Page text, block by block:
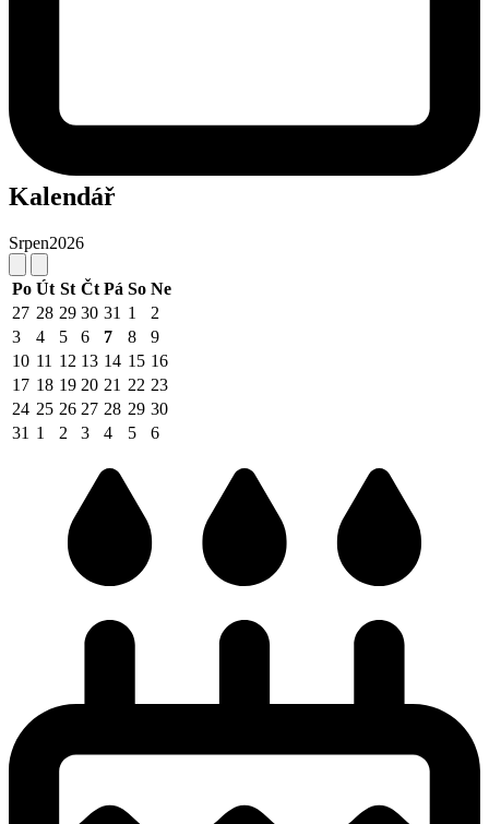
Kalendář
Srpen2026
Po Út St Čt Pá So Ne
27 28 29 30 31 1
2
3
4 5 6 7 8
9
10 11 12 13 14 15 16
17 18 19 20 21 22 23
24 25 26 27 28 29 30
31 1 2 3 4 5 6